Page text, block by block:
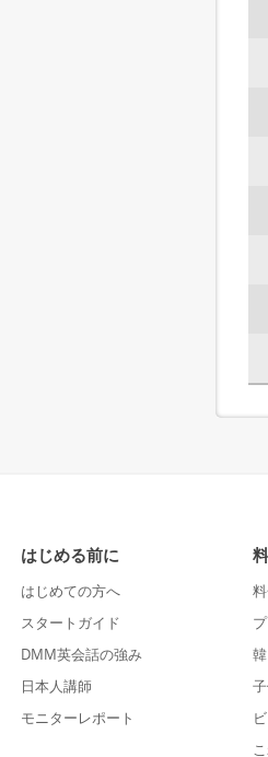
はじめる前に
はじめての方へ
スタートガイド
DMM英会話の強み
日本人講師
モニターレポート